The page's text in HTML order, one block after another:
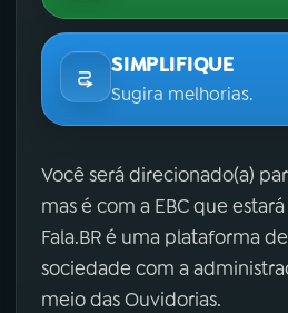
SIMPLIFIQUE
Sugira melhorias.
Você será direcionado(a)
mas é com a EBC que
Fala.BR é uma plataforma
sociedade com a
meio das Ouvidorias.